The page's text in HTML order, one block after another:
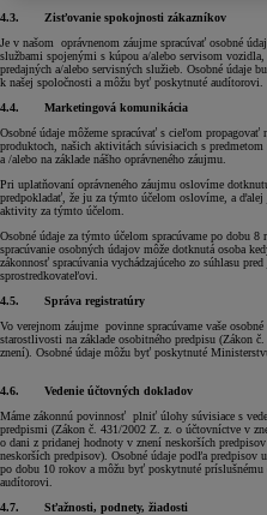
4.3. Zisťovanie spokojnosti zákazníkov
Je v našom oprávnenom záujme spracúvať osobné
službami spojenými s kúpou a/alebo servisom
predajných a/alebo servisných služieb. Osobné údaje
k našej spoločnosti a môžu byť poskytnuté audítorovi.
4.4. Marketingová komunikácia
Osobné údaje môžeme spracúvať s cieľom
produktoch, našich aktivitách súvisiacich s
a /alebo na základe nášho oprávneného záujmu.
Pri uplatňovaní oprávneného záujmu oslovíme
predpokladať, že ju za týmto účelom oslovíme, a
aktivity za týmto účelom.
Osobné údaje za týmto účelom spracúvame po dobu
spracúvanie osobných údajov môže dotknutá osoba
zákonnosť spracúvania vychádzajúceho zo súhlasu
sprostredkovateľovi.
4.5. Správa registratúry
Vo verejnom záujme povinne spracúvame vaše
starostlivosti na základe osobitného predpisu (Zákon
znení). Osobné údaje môžu byť poskytnuté
4.6. Vedenie účtovných dokladov
Máme zákonnú povinnosť plniť úlohy súvisiace s
predpismi (Zákon č. 431/2002 Z. z. o účtovníctve v
o dani z pridanej hodnoty v znení neskorších
neskorších predpisov). Osobné údaje podľa predpisov
po dobu 10 rokov a môžu byť poskytnuté
audítorovi.
4.7. Sťažnosti, podnety, žiadosti